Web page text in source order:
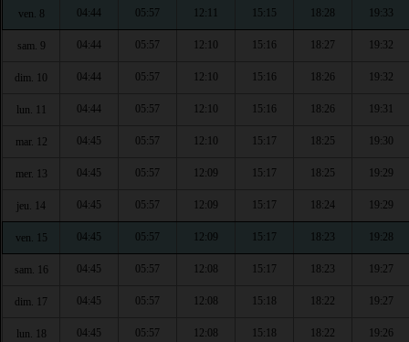
ven. 8 04:44 05:57 12:11 15:15 18:28 19:33
sam. 9 04:44 05:57 12:10 15:16 18:27 19:32
dim. 10 04:44 05:57 12:10 15:16 18:26 19:32
lun. 11 04:44 05:57 12:10 15:16 18:26 19:31
mar. 12 04:45 05:57 12:10 15:17 18:25 19:30
mer. 13 04:45 05:57 12:09 15:17 18:25 19:29
jeu. 14 04:45 05:57 12:09 15:17 18:24 19:29
ven. 15 04:45 05:57 12:09 15:17 18:23 19:28
sam. 16 04:45 05:57 12:08 15:17 18:23 19:27
dim. 17 04:45 05:57 12:08 15:18 18:22 19:27
lun. 18 04:45 05:57 12:08 15:18 18:22 19:26